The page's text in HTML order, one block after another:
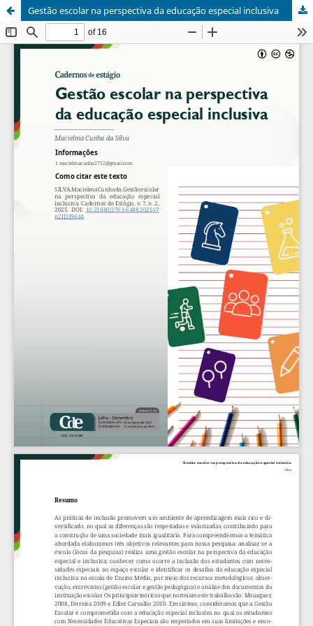
Gestão escolar na perspectiva da educação especial inclusiva